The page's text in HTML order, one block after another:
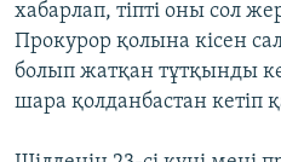
хабарлап, тіпті оны сол
Прокурор қолына кісен
болып жатқан тұтқынды
шара қолданбастан кетіп